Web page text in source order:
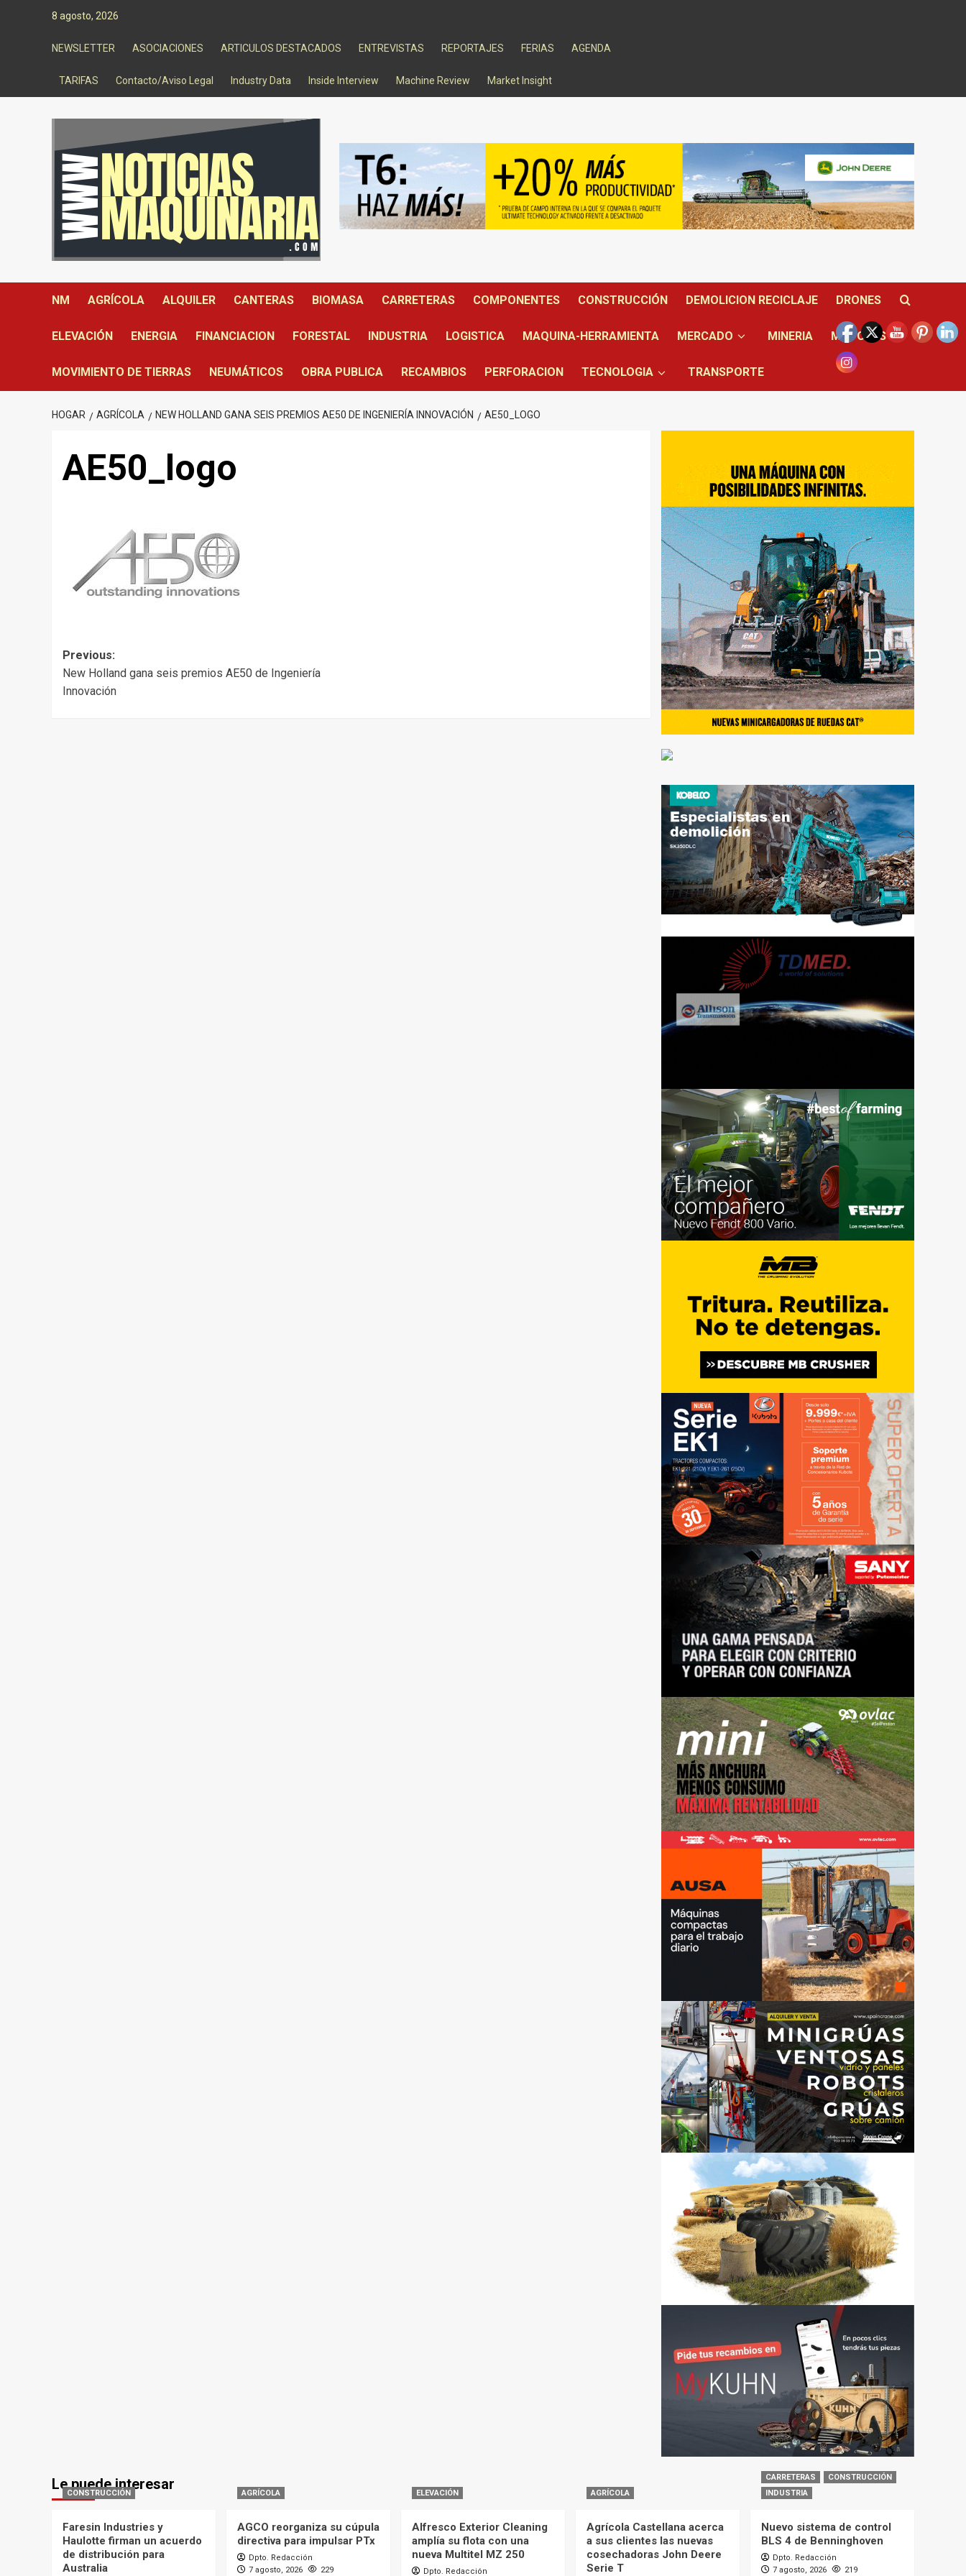
8 agosto, 2026
NEWSLETTER ASOCIACIONES ARTICULOS DESTACADOS ENTREVISTAS REPORTAJES FERIAS AGENDA
TARIFAS Contacto/Aviso Legal Industry Data Inside Interview Machine Review Market Insight
NM AGRÍCOLA ALQUILER CANTERAS BIOMASA CARRETERAS COMPONENTES CONSTRUCCIÓN DEMOLICION RECICLAJE DRONES
ELEVACIÓN ENERGIA FINANCIACION FORESTAL INDUSTRIA LOGISTICA MAQUINA-HERRAMIENTA MERCADO MINERIA MOTORES
MOVIMIENTO DE TIERRAS NEUMÁTICOS OBRA PUBLICA RECAMBIOS PERFORACION TECNOLOGIA TRANSPORTE
HOGAR AGRÍCOLA NEW HOLLAND GANA SEIS PREMIOS AE50 DE INGENIERÍA INNOVACIÓN AE50_LOGO
AE50_logo
Post
navigation
Previous:
New Holland gana seis premios AE50 de Ingeniería
Innovación
Le puede interesar
CONSTRUCCIÓN
Faresin Industries y
Haulotte firman un acuerdo
de distribución para
Australia
AGRÍCOLA
AGCO reorganiza su cúpula
directiva para impulsar PTx
Dpto. Redacción
7 agosto, 2026
229
ELEVACIÓN
Alfresco Exterior Cleaning
amplía su flota con una
nueva Multitel MZ 250
Dpto. Redacción
AGRÍCOLA
Agrícola Castellana acerca
a sus clientes las nuevas
cosechadoras John Deere
Serie T
CARRETERAS
CONSTRUCCIÓN
INDUSTRIA
Nuevo sistema de control
BLS 4 de Benninghoven
Dpto. Redacción
7 agosto, 2026
219